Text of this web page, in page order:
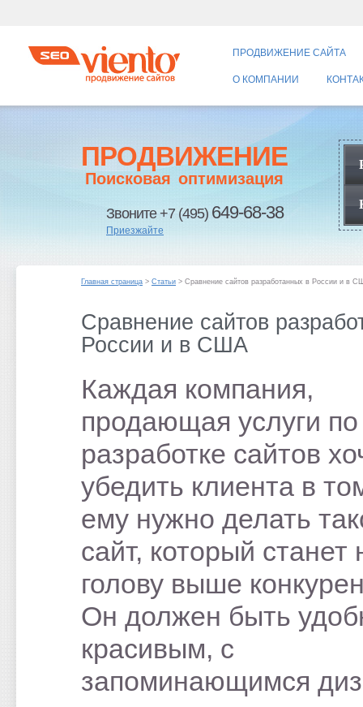
ПРОДВИЖЕНИЕ САЙТА
О КОМПАНИИ
ПРОДВИЖЕНИЕ
Поисковая оптимизация
Звоните +7 (495) 649-68-38
Приезжайте
Главная страница > Статьи > Сравнение сайтов разработанных в России и в
Сравнение сайтов
России и в США
Каждая компания,
продающая услуги по
разработке сайтов
убедить клиента в
ему нужно делать
сайт, который станет
голову выше
Он должен быть
красивым, с
запоминающимся